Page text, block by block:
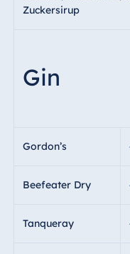
Zuckersirup
Gin
Gordon’s
Beefeater Dry
Tanqueray